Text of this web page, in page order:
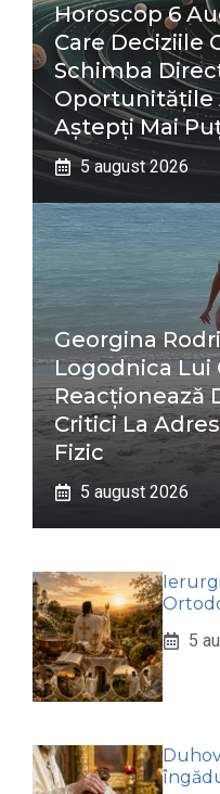
Horoscop 6
Care Deciziile
Schimba
Oportunitățile
Aștepți Mai
5 august 2026
Georgina
Logodnica Lui
Reacționează
Critici La
Fizic
5 august 2026
5